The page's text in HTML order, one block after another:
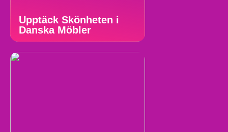
Upptäck Skönheten i
Danska Möbler